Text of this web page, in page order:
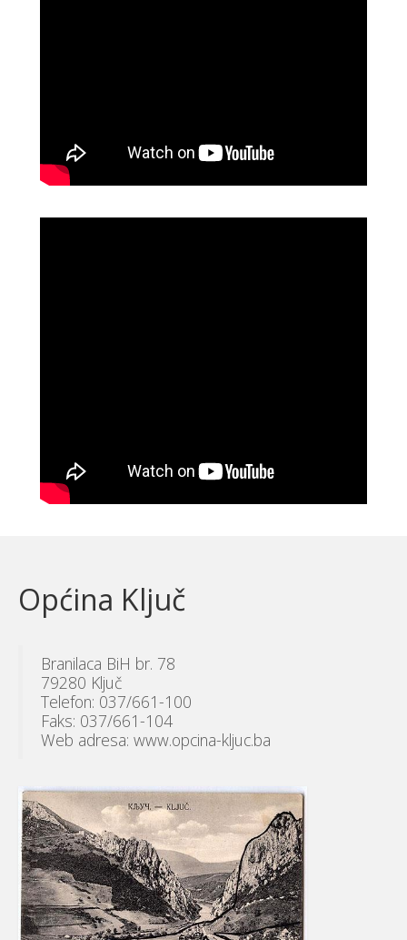
Općina Ključ
Branilaca BiH br. 78
79280 Ključ
Telefon: 037/661-100
Faks: 037/661-104
Web adresa: www.opcina-kljuc.ba